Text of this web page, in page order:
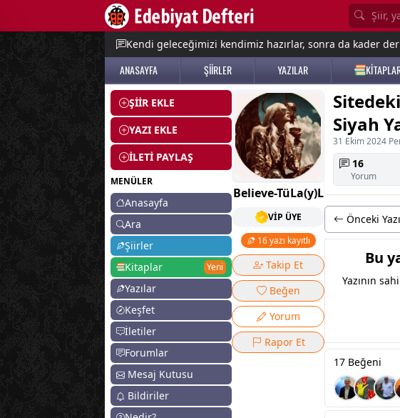
Kendi geleceğimizi kendimiz hazırlar, sonra da kader
ANASAYFA ŞİİRLER YAZILAR
ŞİİR EKLE
YAZI EKLE
İLETİ PAYLAŞ
MENÜLER
Anasayfa
Ara
Şiirler
Kitaplar
Yeni
Yazılar
Keşfet
İletiler
Forumlar
Mesaj Kutusu
Bildiriler
Believe-TüLa(y)L
VİP ÜYE
16 yazı kayıtlı
Takip Et
Beğen
Yorum
Rapor Et
Siyah
31 Ekim 2024
16
Yorum
Önceki Yazı
Bu
Yazının
17 Beğeni
menu